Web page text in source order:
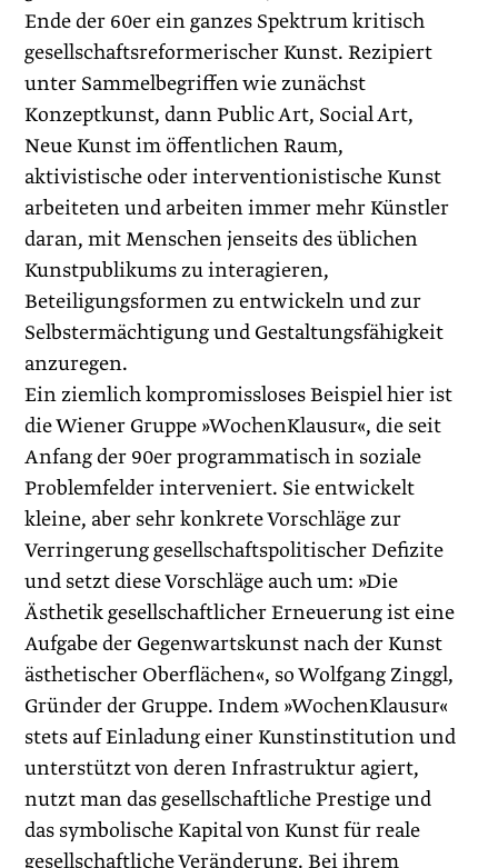
Ende der 60er ein ganzes Spektrum kritisch
gesellschaftsreformerischer Kunst. Rezipiert
unter Sammelbegriffen wie zunächst
Konzeptkunst, dann Public Art, Social Art,
Neue Kunst im öffentlichen Raum,
aktivistische oder interventionistische Kunst
arbeiteten und arbeiten immer mehr Künstler
daran, mit Menschen jenseits des üblichen
Kunstpublikums zu interagieren,
Beteiligungsformen zu entwickeln und zur
Selbstermächtigung und Gestaltungsfähigkeit
anzuregen.
Ein ziemlich kompromissloses Beispiel hier ist
die Wiener Gruppe »WochenKlausur«, die seit
Anfang der 90er programmatisch in soziale
Problemfelder interveniert. Sie entwickelt
kleine, aber sehr konkrete Vorschläge zur
Verringerung gesellschaftspolitischer Defizite
und setzt diese Vorschläge auch um: »Die
Ästhetik gesellschaftlicher Erneuerung ist eine
Aufgabe der Gegenwartskunst nach der Kunst
ästhetischer Oberflächen«, so Wolfgang Zinggl,
Gründer der Gruppe. Indem »WochenKlausur«
stets auf Einladung einer Kunstinstitution und
unterstützt von deren Infrastruktur agiert,
nutzt man das gesellschaftliche Prestige und
das symbolische Kapital von Kunst für reale
gesellschaftliche Veränderung. Bei ihrem